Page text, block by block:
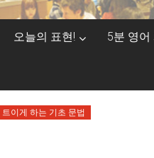
오늘의 표현! 5분 영어
트이게 하는 기초 문법